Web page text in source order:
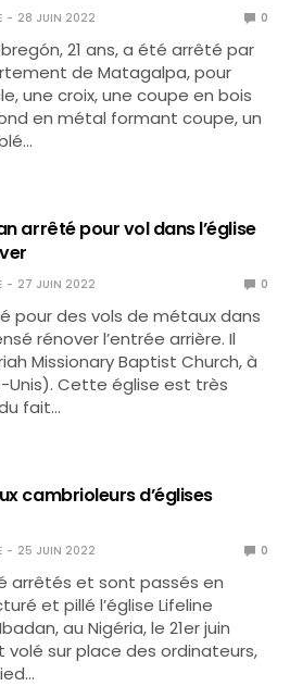
28 JUIN 2022 0
21 ans, a été arrêté par
de Matagalpa, pour
une croix, une coupe en bois
en métal formant coupe, un
arrêté pour vol dans l’église
27 JUIN 2022 0
pour des vols de métaux dans
rénover l’entrée arrière. Il
Missionary Baptist Church, à
Unis). Cette église est très
fait…
cambrioleurs d’églises
25 JUIN 2022 0
arrêtés et sont passés en
et pillé l’église Lifeline
au Nigéria, le 21er juin
volé sur place des ordinateurs,